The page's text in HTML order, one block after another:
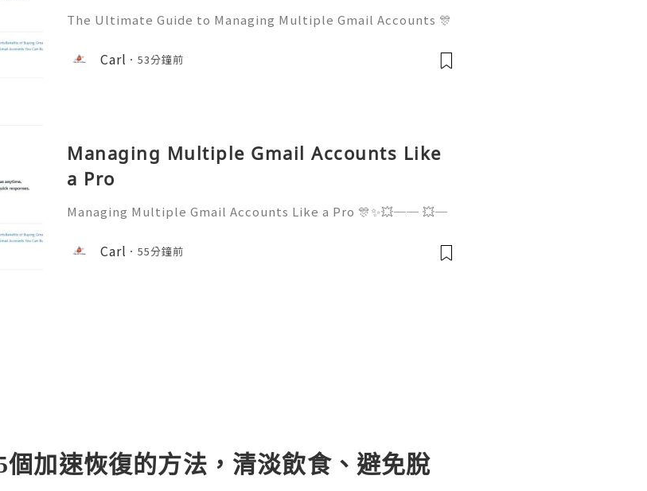
The Ultimate Guide to Managing Multiple Gmail Accounts 🎊
any questions? Feel free to contact us anytime for assistanc
e! ➥ Our support team is available 24/7 for q
Carl 53分鐘前
Managing Multiple Gmail Accounts Like
a Pro
Managing Multiple Gmail Accounts Like a Pro 🎊✨💥── 💥─
ns? Feel free to contact us anytime for assistance! ➥ Our su
pport team is available 24/7 for quick respon
Carl 55分鐘前
加速恢復的方法，清淡飲食、避免脫